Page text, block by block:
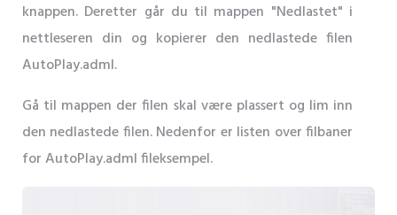
knappen. Deretter går du til mappen "Nedlastet" i
nettleseren din og kopierer den nedlastede filen
AutoPlay.adml.
Gå til mappen der filen skal være plassert og lim inn
den nedlastede filen. Nedenfor er listen over filbaner
for AutoPlay.adml fileksempel.